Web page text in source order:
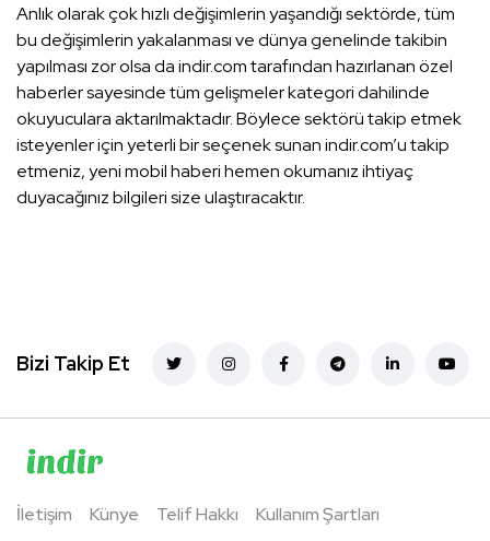
Anlık olarak çok hızlı değişimlerin yaşandığı sektörde, tüm
bu değişimlerin yakalanması ve dünya genelinde takibin
yapılması zor olsa da indir.com tarafından hazırlanan özel
haberler sayesinde tüm gelişmeler kategori dahilinde
okuyuculara aktarılmaktadır. Böylece sektörü takip etmek
isteyenler için yeterli bir seçenek sunan indir.com’u takip
etmeniz, yeni mobil haberi hemen okumanız ihtiyaç
duyacağınız bilgileri size ulaştıracaktır.
Bizi Takip Et
İletişim Künye Telif Hakkı Kullanım Şartları